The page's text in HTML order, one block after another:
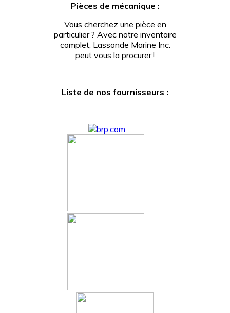
Pièces de mécanique :
Vous cherchez une pièce en
particulier ? Avec notre inventaire
complet, Lassonde Marine Inc.
peut vous la procurer !
Liste de nos fournisseurs :